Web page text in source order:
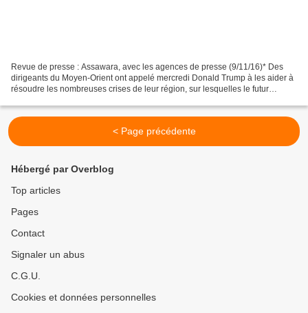
Revue de presse : Assawara, avec les agences de presse (9/11/16)* Des
dirigeants du Moyen-Orient ont appelé mercredi Donald Trump à les aider à
résoudre les nombreuses crises de leur région, sur lesquelles le futur
< Page précédente
Hébergé par Overblog
Top articles
Pages
Contact
Signaler un abus
C.G.U.
Cookies et données personnelles